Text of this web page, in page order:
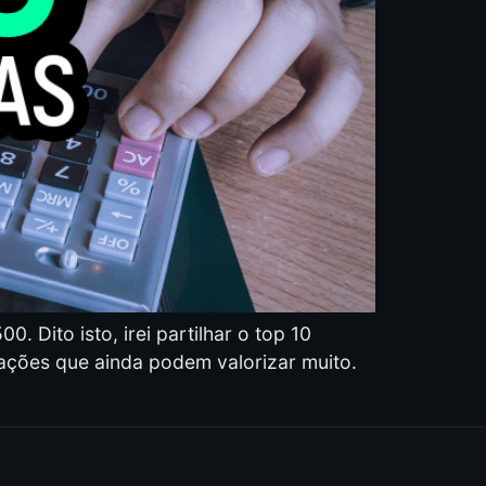
Dito isto, irei partilhar o top 10
que ainda podem valorizar muito.